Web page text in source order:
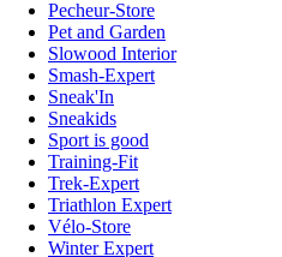
Pecheur-Store
Pet and Garden
Slowood Interior
Smash-Expert
Sneak'In
Sneakids
Sport is good
Training-Fit
Trek-Expert
Triathlon Expert
Vélo-Store
Winter Expert